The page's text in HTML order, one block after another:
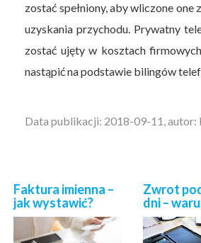
zostać spełniony, aby wliczone one
uzyskania przychodu. Prywatny
zostać ujęty w kosztach
nastąpić na podstawie bilingów
Data publikacji: 2018-09-11, autor:
Faktura imienna –
jak wystawić?
Zwrot
dni –